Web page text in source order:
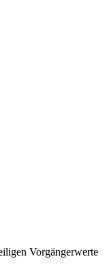
Vorgängerwerte